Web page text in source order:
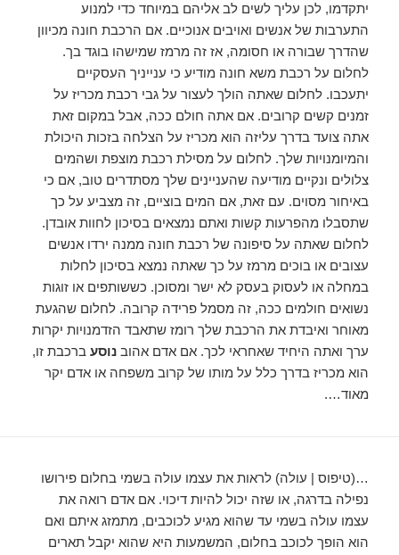
יתקדמו, לכן עליך לשים לב אליהם במיוחד כדי למנוע
התערבות של אנשים ואויבים אנוכיים. אם הרכבת חונה מכיוון
שהדרך שבורה או חסומה, אז זה מרמז שמישהו בוגד בך.
לחלום על רכבת משא חונה מודיע כי ענייניך העסקיים
יתעכבו. לחלום שאתה הולך לעצור על גבי רכבת מכריז על
זמנים קשים קרובים. אם אתה חולם ככה, אבל במקום זאת
אתה צועד בדרך עליזה הוא מכריז על הצלחה בזכות היכולת
והמיומנויות שלך. לחלום על מסילת רכבת מוצפת ושהמים
צלולים ונקיים מודיעה שהעניינים שלך מסתדרים טוב, אם כי
באיחור מסוים. עם זאת, אם המים בוציים, זה מצביע על כך
שתסבלו מהפרעות קשות ואתם נמצאים בסיכון לחוות אובדן.
לחלום שאתה על סיפונה של רכבת חונה ממנה ירדו אנשים
עצובים או בוכים מרמז על כך שאתה נמצא בסיכון לחלות
במחלה או לעסוק בעסק לא ישר ומסוכן. כששותפים או זוגות
נשואים חולמים ככה, זה מסמל פרידה קרובה. לחלום שהגעת
מאוחר ואיבדת את הרכבת שלך רומז שתאבד הזדמנויות יקרות
ערך ואתה היחיד שאחראי לכך. אם אדם אהובנוסע ברכבת זו,
הוא מכריז בדרך כלל על מותו של קרוב משפחה או אדם יקר
מאוד….
…(טיפוס | עולה) לראות את עצמו עולה בשמי בחלום פירושו
נפילה בדרגה, או שזה יכול להיות דיכוי. אם אדם רואה את
עצמו עולה בשמי עד שהוא מגיע לכוכבים, מתמזג איתם ואם
הוא הופך לכוכב בחלום, המשמעות היא שהוא יקבל תארים